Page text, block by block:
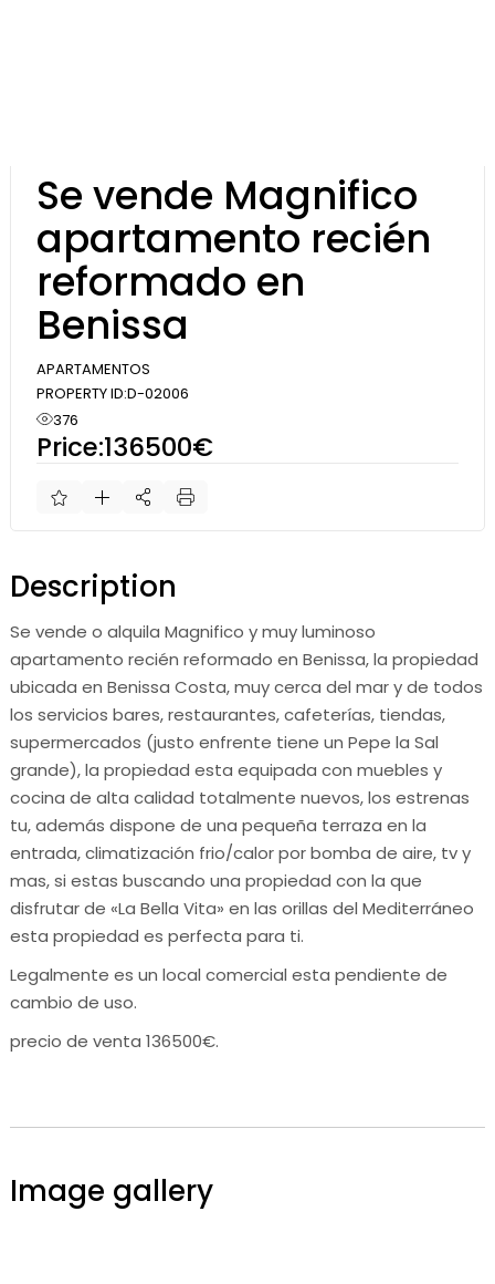
Se vende Magnifico
apartamento recién
reformado en
Benissa
APARTAMENTOS
PROPERTY ID:D-02006
376
Price:136500€
Description
Se vende o alquila Magnifico y muy luminoso
apartamento recién reformado en Benissa, la propiedad
ubicada en Benissa Costa, muy cerca del mar y de todos
los servicios bares, restaurantes, cafeterías, tiendas,
supermercados (justo enfrente tiene un Pepe la Sal
grande), la propiedad esta equipada con muebles y
cocina de alta calidad totalmente nuevos, los estrenas
tu, además dispone de una pequeña terraza en la
entrada, climatización frio/calor por bomba de aire, tv y
mas, si estas buscando una propiedad con la que
disfrutar de «La Bella Vita» en las orillas del Mediterráneo
esta propiedad es perfecta para ti.
Legalmente es un local comercial esta pendiente de
cambio de uso.
precio de venta 136500€.
Image gallery